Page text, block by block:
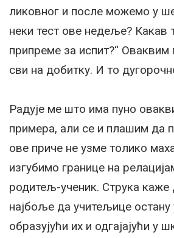
ликовног и после можемо у
неки тест ове недеље? Какав
припреме за испит?“ Оваквим
сви на добитку. И то
Радује ме што има пуно
примера, али се и плашим да
ове приче не узме толико
изгубимо границе на
родитељ-ученик. Струка каже
најбоље да учитељице
образујући их и одгајајући у